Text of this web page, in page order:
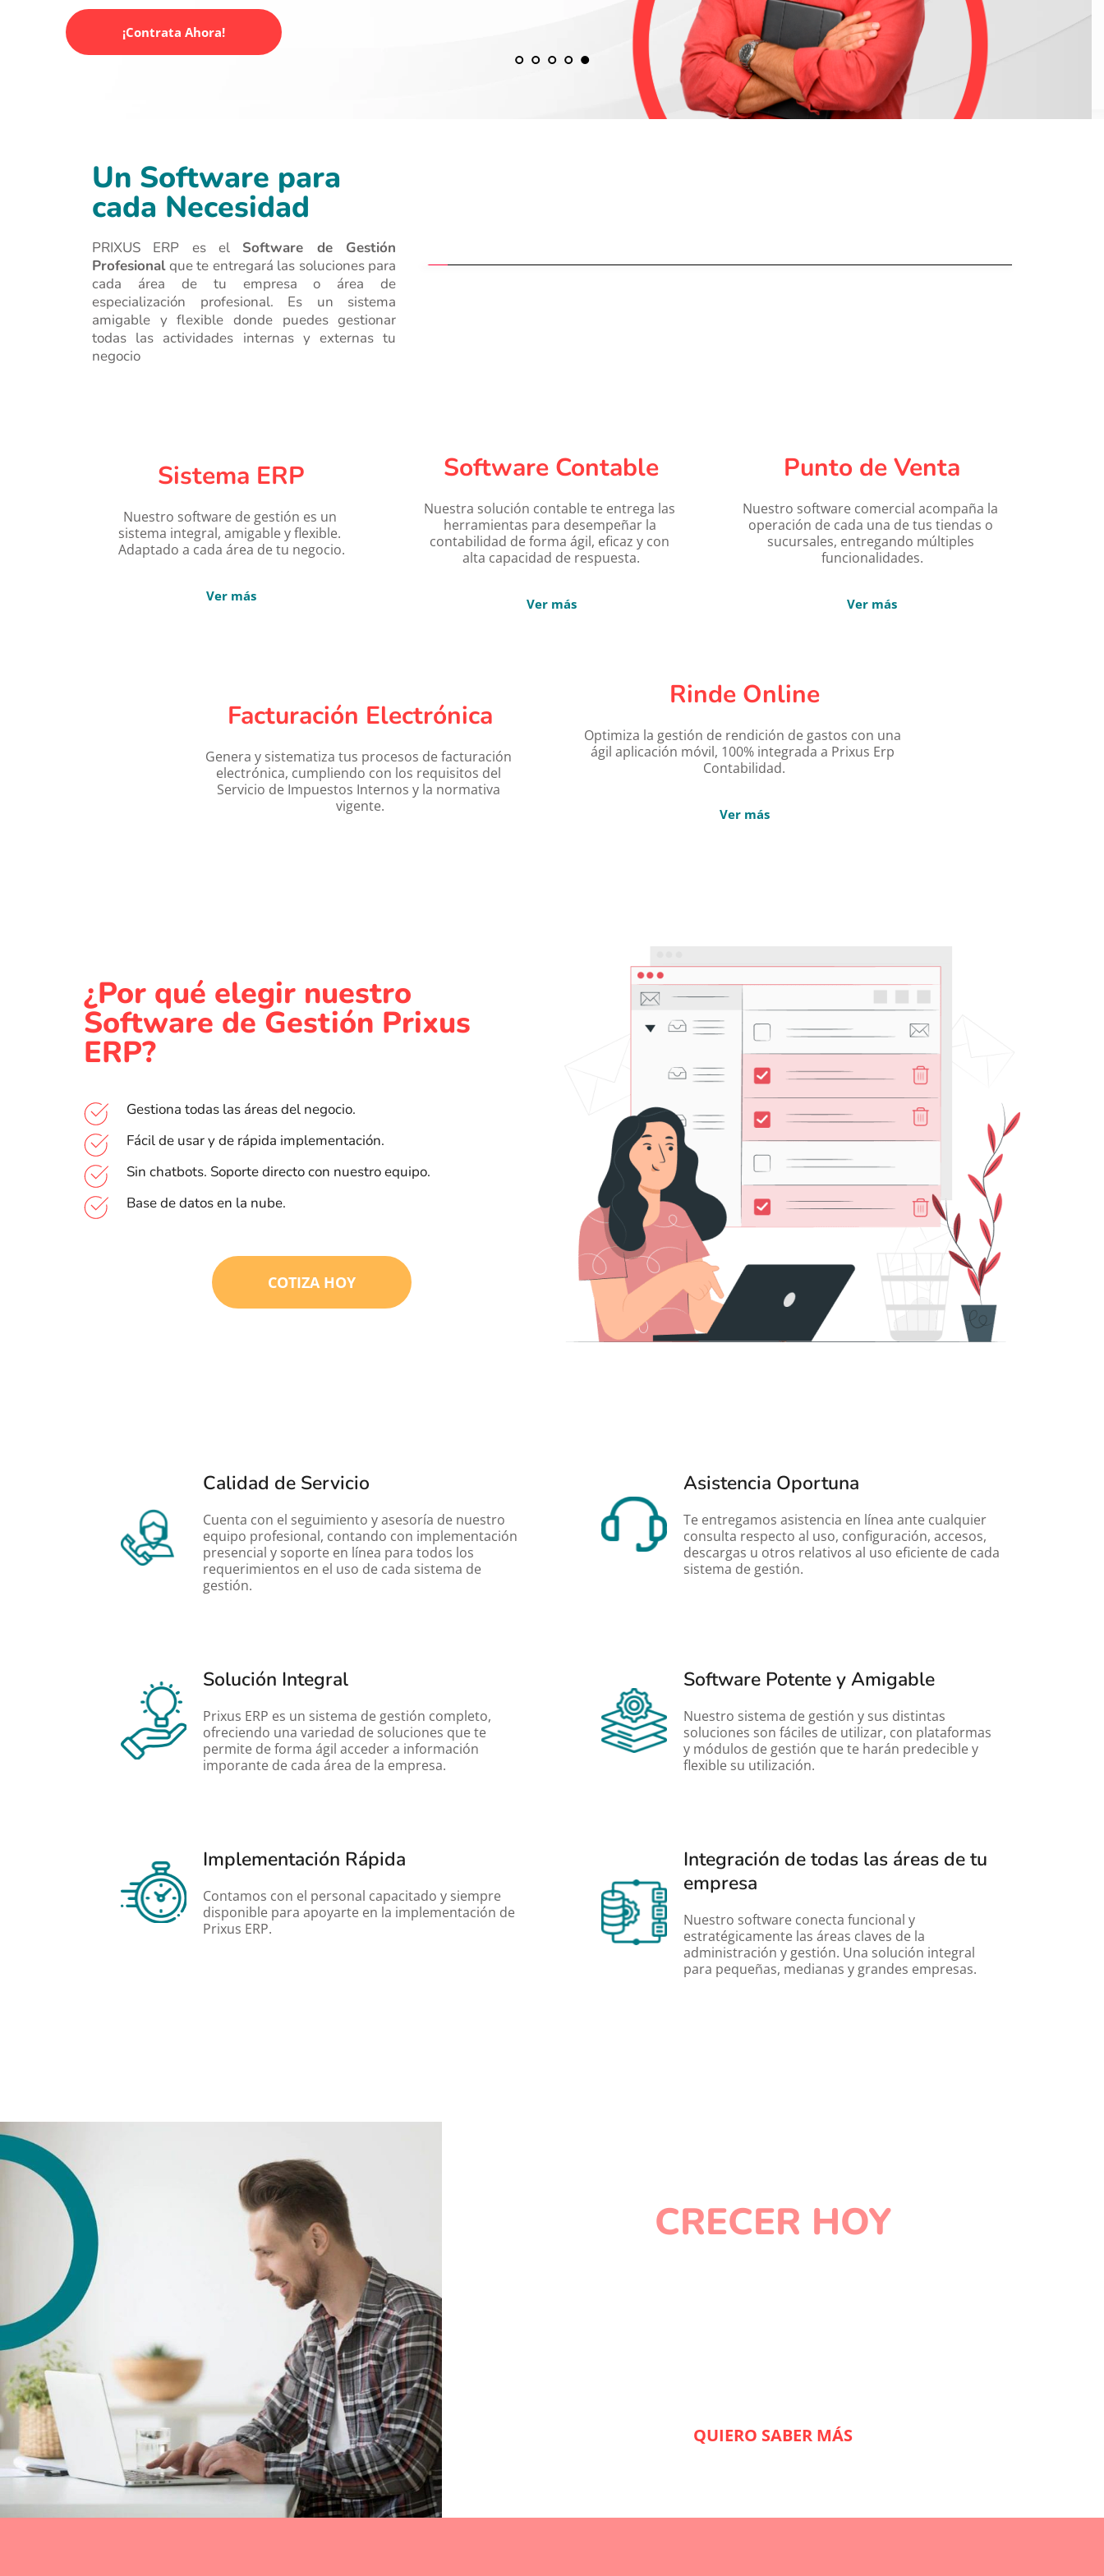
¡Conoce Más!
Un Software para
cada Necesidad
PRIXUS ERP es el Software de Gestión
Profesional que te entregará las soluciones para
cada área de tu empresa o área de
especialización profesional. Es un sistema
amigable y flexible donde puedes gestionar
todas las actividades internas y externas tu
negocio
Sistema ERP
Nuestro software de gestión es un
sistema integral, amigable y flexible.
Adaptado a cada área de tu negocio.
Ver más
Software Contable
Nuestra solución contable te entrega las
herramientas para desempeñar la
contabilidad de forma ágil, eficaz y con
alta capacidad de respuesta.
Ver más
Punto de Venta
Nuestro software comercial acompaña la
operación de cada una de tus tiendas o
sucursales, entregando múltiples
funcionalidades.
Ver más
Facturación Electrónica
Genera y sistematiza tus procesos de facturación
electrónica, cumpliendo con los requisitos del
Servicio de Impuestos Internos y la normativa
vigente.
Rinde Online
Optimiza la gestión de rendición de gastos con una
ágil aplicación móvil, 100% integrada a Prixus Erp
Contabilidad.
Ver más
¿Por qué elegir nuestro
Software de Gestión Prixus
ERP?
Gestiona todas las áreas del negocio.
Fácil de usar y de rápida implementación.
Sin chatbots. Soporte directo con nuestro equipo.
Base de datos en la nube.
COTIZA HOY
Calidad de Servicio
Cuenta con el seguimiento y asesoría de nuestro
equipo profesional, contando con implementación
presencial y soporte en línea para todos los
requerimientos en el uso de cada sistema de
gestión.
Asistencia Oportuna
Te entregamos asistencia en línea ante cualquier
consulta respecto al uso, configuración, accesos,
descargas u otros relativos al uso eficiente de cada
sistema de gestión.
Solución Integral
Prixus ERP es un sistema de gestión completo,
ofreciendo una variedad de soluciones que te
permite de forma ágil acceder a información
imporante de cada área de la empresa.
Software Potente y Amigable
Nuestro sistema de gestión y sus distintas
soluciones son fáciles de utilizar, con plataformas
y módulos de gestión que te harán predecible y
flexible su utilización.
Implementación Rápida
Contamos con el personal capacitado y siempre
disponible para apoyarte en la implementación de
Prixus ERP.
Integración de todas las áreas de tu
empresa
Nuestro software conecta funcional y
estratégicamente las áreas claves de la
administración y gestión. Una solución integral
para pequeñas, medianas y grandes empresas.
CRECER HOY
QUIERO SABER MÁS